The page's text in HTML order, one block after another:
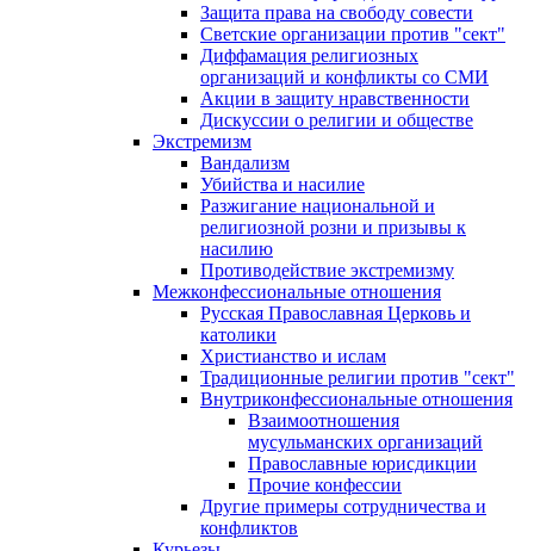
Защита права на свободу совести
Светские организации против "сект"
Диффамация религиозных
организаций и конфликты со СМИ
Акции в защиту нравственности
Дискуссии о религии и обществе
Экстремизм
Вандализм
Убийства и насилие
Разжигание национальной и
религиозной розни и призывы к
насилию
Противодействие экстремизму
Межконфессиональные отношения
Русская Православная Церковь и
католики
Христианство и ислам
Традиционные религии против "сект"
Внутриконфессиональные отношения
Взаимоотношения
мусульманских организаций
Православные юрисдикции
Прочие конфессии
Другие примеры сотрудничества и
конфликтов